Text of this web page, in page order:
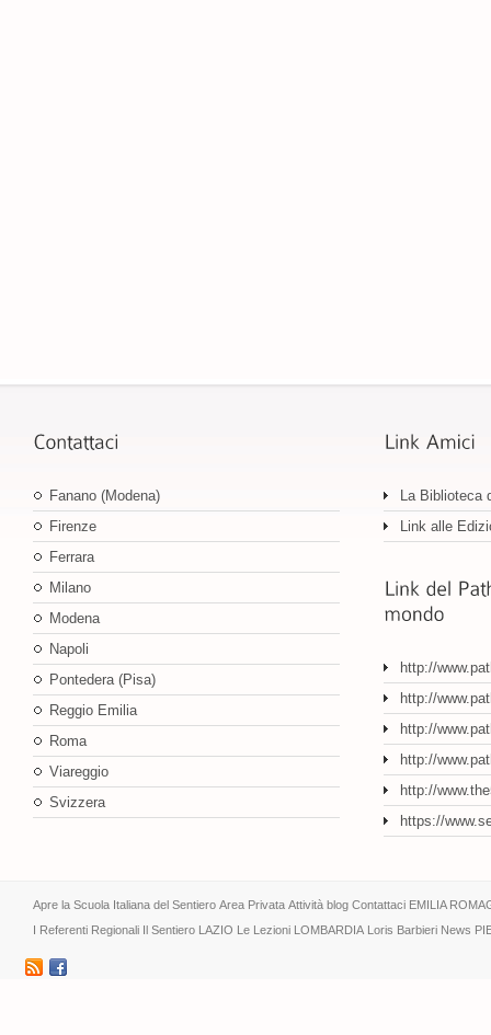
Fanano (Modena)
Firenze
Ferrara
Milano
Modena
Napoli
Pontedera (Pisa)
Reggio Emilia
Roma
Viareggio
Svizzera
La Biblioteca
Link alle
http://
http://
http://
http://
http://
https://
Apre la Scuola Italiana del Sentiero Area Privata Attività blog Contattaci EMILIA
I Referenti Regionali Il Sentiero LAZIO Le Lezioni LOMBARDIA Loris Barbieri News